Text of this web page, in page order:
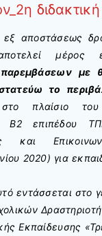
αποστάσεως
μέρος
με
το
στο πλαίσιο
Β2 επιπέδου
και
2020) για
εντάσσεται στο
Εκπαίδευσης